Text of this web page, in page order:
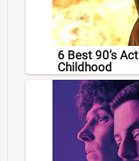
6 Best 90’s
Childhood